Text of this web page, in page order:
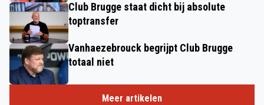
Club Brugge staat dicht bij absolute
toptransfer
Vanhaezebrouck begrijpt Club Brugge
totaal niet
Meer artikelen